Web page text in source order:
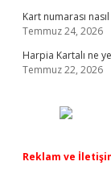
Kart numarası
Temmuz 24, 2026
Harpia Kartalı ne
Temmuz 22, 2026
Reklam ve